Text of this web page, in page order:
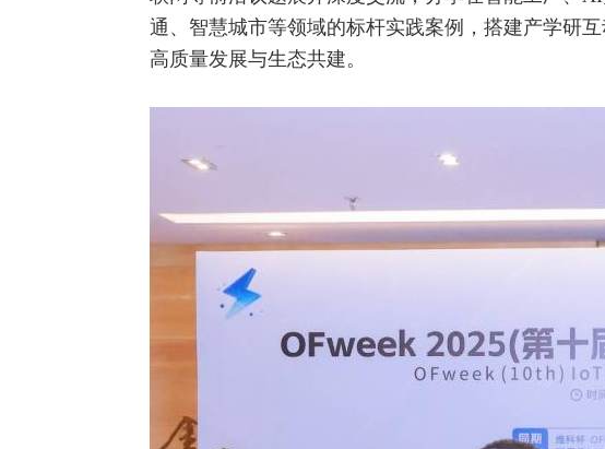
通、智慧城市等领域的标杆实践案例，搭建产学研
高质量发展与生态共建。